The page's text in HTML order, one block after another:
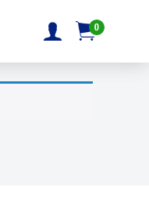
0